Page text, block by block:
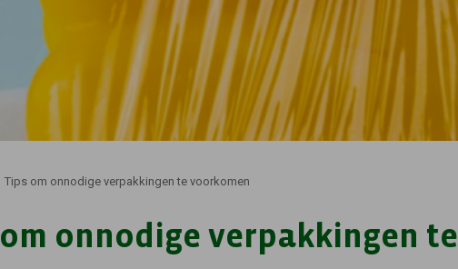
Tips om onnodige verpakkingen te voorkomen
onnodige verpakkingen te